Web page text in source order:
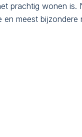
prachtig wonen is.
meest bijzondere